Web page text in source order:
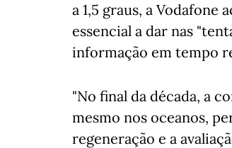
a 1,5 graus, a
essencial a dar nas
informação em tempo
"No final da década, a
mesmo nos oceanos,
regeneração e a